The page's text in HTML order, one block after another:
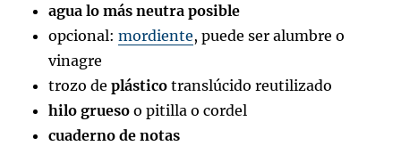
agua lo más neutra posible
opcional:mordiente, puede ser alumbre o
vinagre
trozo deplástico translúcido reutilizado
hilo grueso o pitilla o cordel
cuaderno de notas